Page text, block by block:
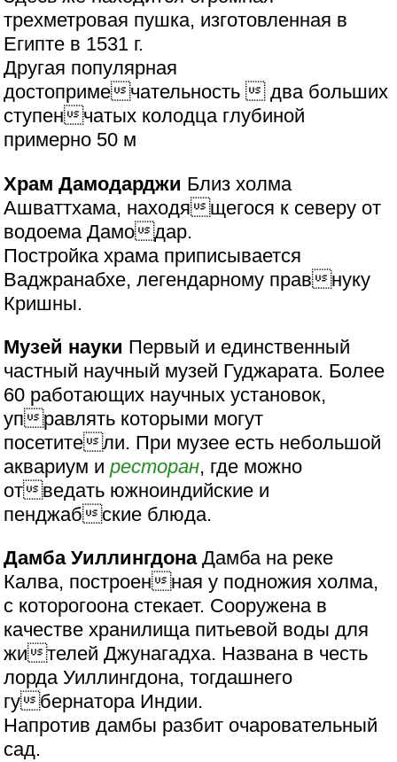
трехметровая пушка, изготовленная в
Египте в 1531 г.
Другая популярная
достопримечательность  два больших
ступенчатых колодца глубиной
примерно 50 м
Храм Дамодарджи Близ холма
Ашваттхама, находящегося к северу от
водоема Дамодар.
Постройка храма приписывается
Ваджранабхе, легендарному правнуку
Кришны.
Музей науки Первый и единственный
частный научный музей Гуджарата. Более
60 работающих научных установок,
управлять которыми могут
посетители. При музее есть небольшой
аквариум иресторан, где можно
отведать южноиндийские и
пенджабские блюда.
Дамба УиллингдонаДамба на реке
Калва, построенная у подножия холма,
с которогоона стекает. Сооружена в
качестве хранилища питьевой воды для
жителей Джунагадха. Названа в честь
лорда Уиллингдона, тогдашнего
губернатора Индии.
Напротив дамбы разбит очаровательный
сад.